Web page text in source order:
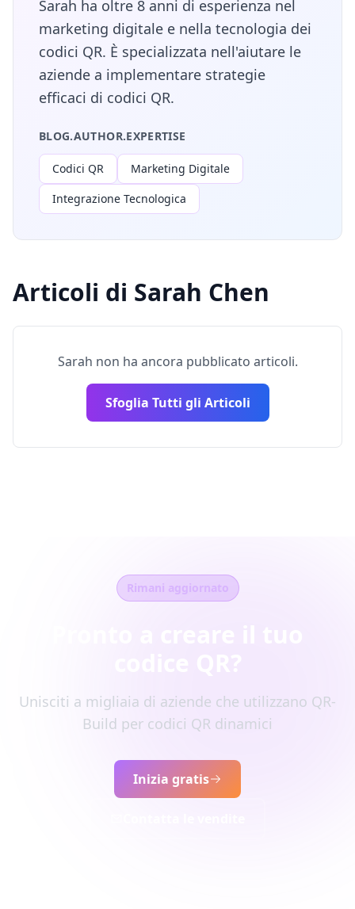
Sarah ha oltre 8 anni di esperienza nel
marketing digitale e nella tecnologia dei
codici QR. È specializzata nell'aiutare le
aziende a implementare strategie
efficaci di codici QR.
BLOG.AUTHOR.EXPERTISE
Codici QR
Marketing Digitale
Integrazione Tecnologica
Articoli di Sarah Chen
Sarah non ha ancora pubblicato articoli.
Sfoglia Tutti gli Articoli
Rimani aggiornato
Unisciti a migliaia di aziende che utilizzano QR-
Build per codici QR dinamici
Inizia gratis